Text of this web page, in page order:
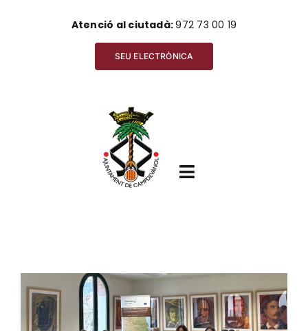
Atenció al ciutadà:972 73 00 19
SEU ELECTRÒNICA
Toggle
Ajuntament
Larger
Image